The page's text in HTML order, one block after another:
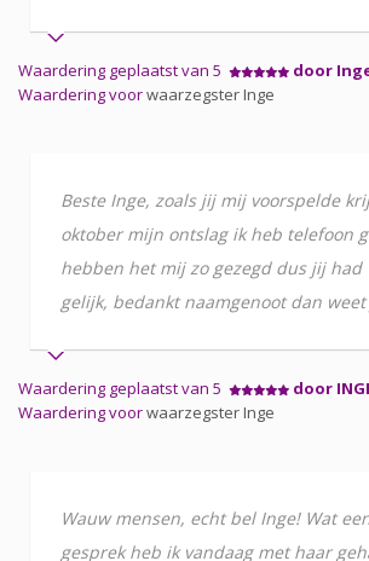
Waardering geplaatst van 5
door
Waardering voorwaarzegster Inge
Beste Inge, zoals jij mij voorspelde
oktober mijn ontslag ik heb telefoon
hebben het mij zo gezegd dus jij had
gelijk, bedankt naamgenoot dan
Waardering geplaatst van 5
door
Waardering voorwaarzegster Inge
Wauw mensen, echt bel Inge! Wat
gesprek heb ik vandaag met haar